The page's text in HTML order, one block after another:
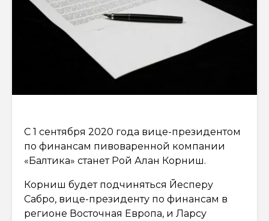
С 1 сентября 2020 года вице-президентом
по финансам пивоваренной компании
«Балтика» станет Рой Алан Корниш.
Корниш будет подчиняться Йесперу
Сабро, вице-президенту по финансам в
регионе Восточная Европа, и Ларсу